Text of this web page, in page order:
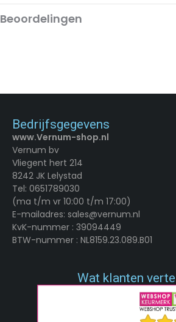
Beoordelingen
Bedrijfsgegevens
www.Vernum-shop.nl
Vernum bv
Vliegent hert 214
8242 JK Lelystad
Tel: 0651789030
(ma t/m vr 10:00 t/m 17:00)
E-mailadres: sales@vernum.nl
KvK-nummer : 39094449
BTW-nummer : NL8159.23.089.B01
Wat klanten